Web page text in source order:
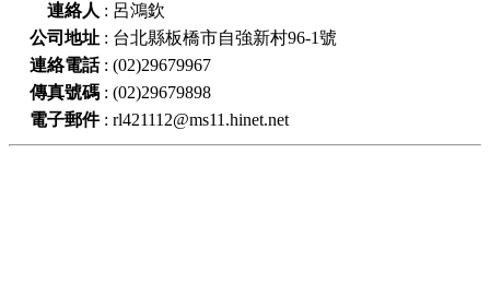
連絡人 : 呂鴻欽
公司地址 : 台北縣板橋市自強新村96-1號
連絡電話: (02)29679967
傳真號碼 : (02)29679898
電子郵件: rl421112@ms11.hinet.net